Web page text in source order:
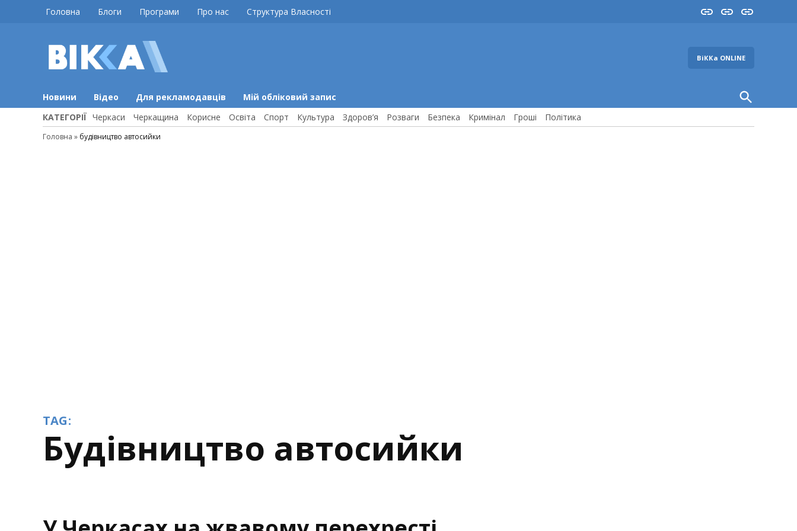
Головна Блоги Програми Про нас Структура Власності InstaYouTube
FB
ВіККа ONLINE
Новини Відео Для рекламодавців Мій обліковий запис
Open
Search
КАТЕГОРІЇ Черкаси Черкащина Корисне Освіта Спорт Культура Здоров’я Розваги Безпека Кримінал Гроші Політика
Головна » будівництво автосийки
TAG:
будівництво автосийки